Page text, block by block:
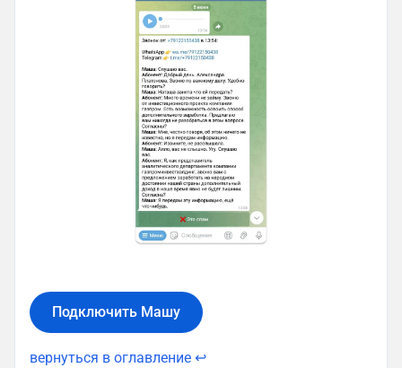
Подключить Машу
вернуться в оглавление ↩